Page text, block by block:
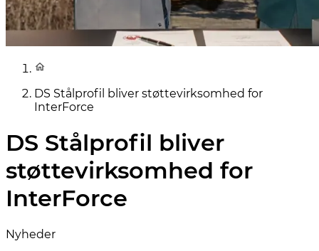
DS Stålprofil bliver støttevirksomhed for
InterForce
DS Stålprofil bliver
støttevirksomhed for
InterForce
Nyheder